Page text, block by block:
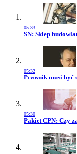
05:33
Przejdź do
SN: Sklep
05:32
Przejdź do
Prawnik musi być
05:30
Przejdź do
Pakiet CPN: Czy